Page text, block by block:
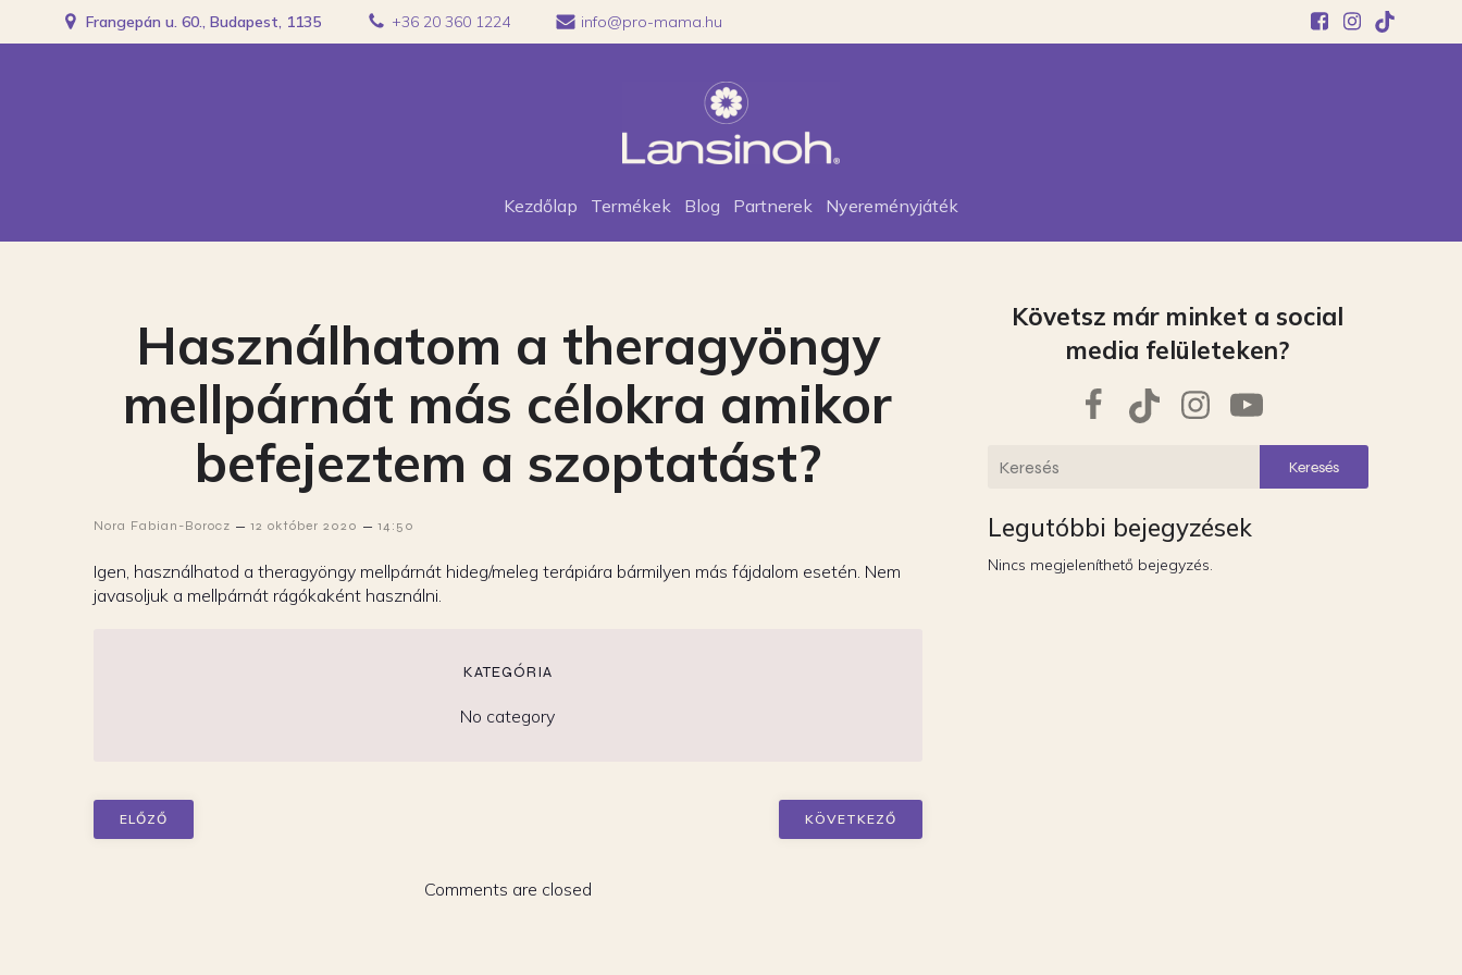
Frangepán u. 60., Budapest, 1135 +36 20 360 1224 info@pro-mama.hu
Kezdőlap Termékek Blog Partnerek Nyereményjáték
Használhatom a theragyöngy
mellpárnát más célokra amikor
befejeztem a szoptatást?
Nora Fabian-Borocz – 12 október 2020 – 14:50
Igen, használhatod a theragyöngy mellpárnát hideg/meleg terápiára bármilyen más fájdalom esetén. Nem
javasoljuk a mellpárnát rágókaként használni.
KATEGÓRIA
No category
ELŐZŐ KÖVETKEZŐ
Comments are closed
Követsz már minket a social
media felületeken?
Keresés
Legutóbbi bejegyzések
Nincs megjeleníthető bejegyzés.